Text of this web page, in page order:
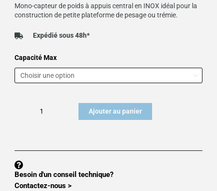
412.00 €
à
630.00 €
Mono-capteur de poids à appuis central en INOX idéal pour la
construction de petite plateforme de pesage ou trémie.
Expédié sous 48h*
Capacité Max
quantité
de
Capteur
CAP190i
Ajouter au panier
Besoin d'un conseil technique?
Contactez-nous >